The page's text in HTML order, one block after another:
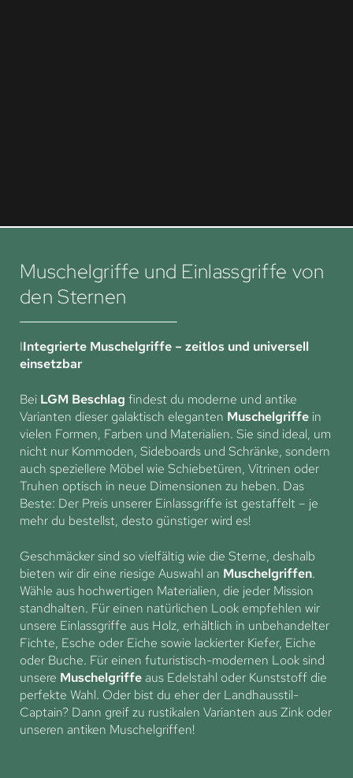
Muschelgriffe und Einlassgriffe von
den Sternen
IIntegrierte Muschelgriffe – zeitlos und universell
einsetzbar
Bei LGM Beschlag findest du moderne und antike
Varianten dieser galaktisch eleganten Muschelgriffe in
vielen Formen, Farben und Materialien. Sie sind ideal, um
nicht nur Kommoden, Sideboards und Schränke, sondern
auch speziellere Möbel wie Schiebetüren, Vitrinen oder
Truhen optisch in neue Dimensionen zu heben. Das
Beste: Der Preis unserer Einlassgriffe ist gestaffelt – je
mehr du bestellst, desto günstiger wird es!
Geschmäcker sind so vielfältig wie die Sterne, deshalb
bieten wir dir eine riesige Auswahl an Muschelgriffen.
Wähle aus hochwertigen Materialien, die jeder Mission
standhalten. Für einen natürlichen Look empfehlen wir
unsere Einlassgriffe aus Holz, erhältlich in unbehandelter
Fichte, Esche oder Eiche sowie lackierter Kiefer, Eiche
oder Buche. Für einen futuristisch-modernen Look sind
unsere Muschelgriffe aus Edelstahl oder Kunststoff die
perfekte Wahl. Oder bist du eher der Landhausstil-
Captain? Dann greif zu rustikalen Varianten aus Zink oder
unseren antiken Muschelgriffen!